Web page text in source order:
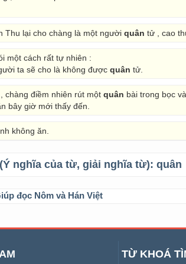
Thu lại cho chàng là một người quân tử , cao
một cách rất tự nhiên :
ta sẽ cho là không được quân tử.
chàng điềm nhiên rút một quân bài trong bọc
bây giờ mới thấy đến.
không ăn.
nghĩa của từ, giải nghĩa từ): quân
đọc Nôm và Hán Việt
TỪ KHOÁ